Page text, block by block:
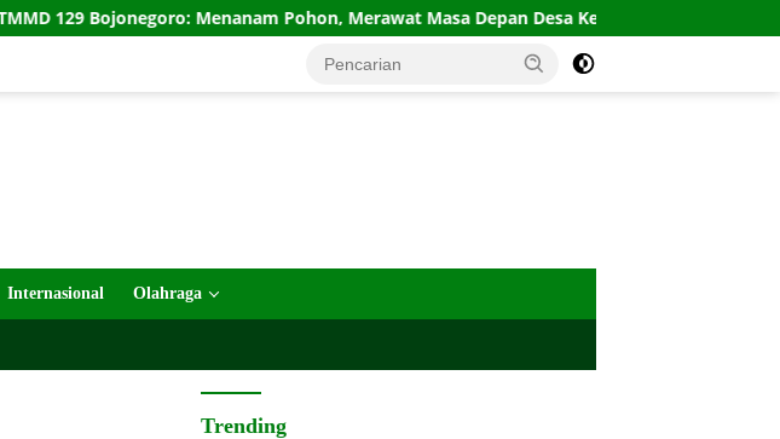
Menanam Pohon, Merawat Masa Depan Desa Kesongo Donor Darah Warnai
Internasional Olahraga
Trending